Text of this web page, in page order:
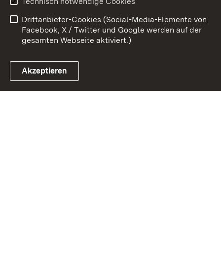
Link zum Landesportal
Barrierefreiheit
Impressum Cookies
Drittanbieter-Cookies (Social-Media-Elemente von
Facebook, X / Twitter und Google werden auf der
gesamten Webseite aktiviert.)
Akzeptieren